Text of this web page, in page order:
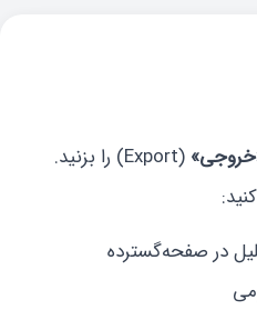
(Export) را بزنید.
در صفحه‌گسترده